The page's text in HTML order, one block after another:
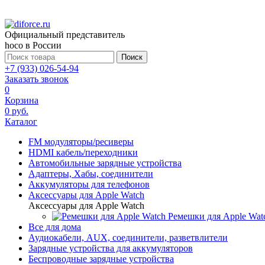
Официальный представитель
hoco в России
Поиск
+7 (933) 026-54-94
Заказать звонок
0
Корзина
0 руб.
Каталог
FM модуляторы/ресиверы
HDMI кабель/переходники
Автомобильные зарядные устройства
Адаптеры, Хабы, соединители
Аккумуляторы для телефонов
Аксессуары для Apple Watch
Аксессуары для Apple Watch
Ремешки для Apple
Все для дома
Аудиокабели, AUX, соединители, разветвлители
Зарядные устройства для аккумуляторов
Беспроводные зарядные устройства